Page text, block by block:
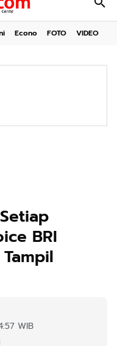
Econo FOTO VIDEO
BRI
WIB